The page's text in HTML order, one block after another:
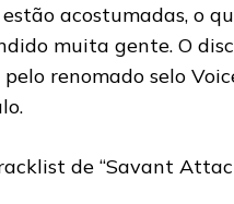
estão acostumadas, o
muita gente. O
renomado selo
de “Savant